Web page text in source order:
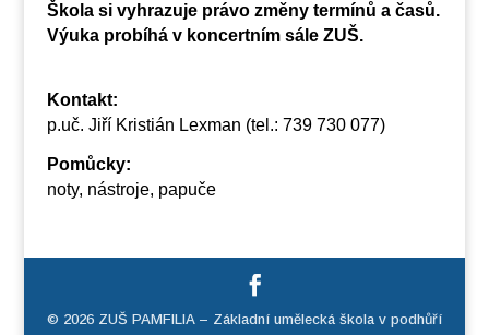
Škola si vyhrazuje právo změny termínů a časů.
Výuka probíhá v koncertním sále ZUŠ.
Kontakt:
p.uč. Jiří Kristián Lexman (tel.: 739 730 077)
Pomůcky:
noty, nástroje, papuče
© 2026 ZUŠ PAMFILIA – Základní umělecká škola v podhůří